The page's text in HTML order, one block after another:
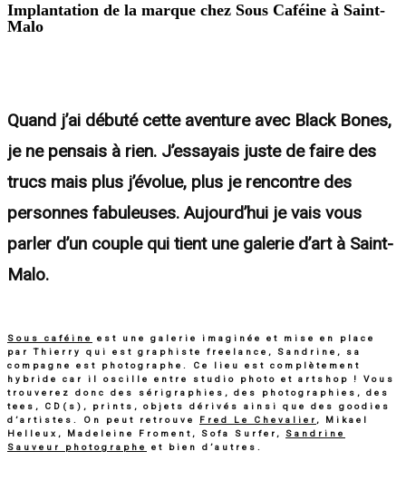
Implantation de la marque chez Sous Caféine à Saint-
Malo
Quand j’ai débuté cette aventure avec Black Bones,
je ne pensais à rien. J’essayais juste de faire des
trucs mais plus j’évolue, plus je rencontre des
personnes fabuleuses. Aujourd’hui je vais vous
parler d’un couple qui tient une galerie d’art à Saint-
Malo.
Sous caféine
est une galerie imaginée et mise en place
par Thierry qui est graphiste freelance, Sandrine, sa
compagne est photographe. Ce lieu est complètement
hybride car il oscille entre studio photo et artshop ! Vous
trouverez donc des sérigraphies, des photographies, des
tees, CD(s), prints, objets dérivés ainsi que des goodies
d’artistes. On peut retrouve Fred Le Chevalier , Mikael
Helleux, Madeleine Froment, Sofa Surfer, Sandrine
Sauveur photographe
et bien d’autres.